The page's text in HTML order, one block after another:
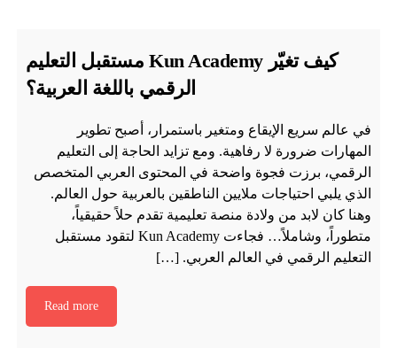
كيف تغيّر Kun Academy مستقبل التعليم
الرقمي باللغة العربية؟
في عالم سريع الإيقاع ومتغير باستمرار، أصبح تطوير
المهارات ضرورة لا رفاهية. ومع تزايد الحاجة إلى التعليم
الرقمي، برزت فجوة واضحة في المحتوى العربي المتخصص
الذي يلبي احتياجات ملايين الناطقين بالعربية حول العالم.
وهنا كان لابد من ولادة منصة تعليمية تقدم حلاً حقيقياً،
متطوراً، وشاملاً… فجاءت Kun Academy لتقود مستقبل
التعليم الرقمي في العالم العربي. […]
Read more